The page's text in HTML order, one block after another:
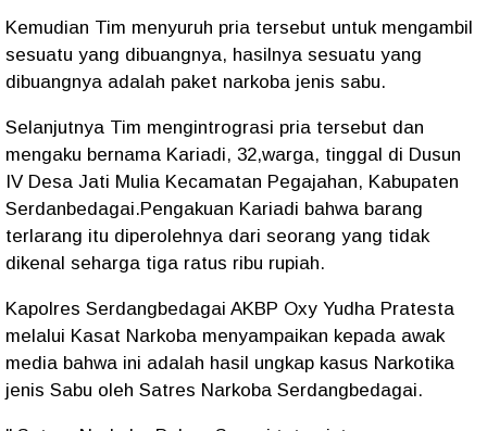
Kemudian Tim menyuruh pria tersebut untuk mengambil
sesuatu yang dibuangnya, hasilnya sesuatu yang
dibuangnya adalah paket narkoba jenis sabu.
Selanjutnya Tim mengintrograsi pria tersebut dan
mengaku bernama Kariadi, 32,warga, tinggal di Dusun
IV Desa Jati Mulia Kecamatan Pegajahan, Kabupaten
Serdanbedagai.Pengakuan Kariadi bahwa barang
terlarang itu diperolehnya dari seorang yang tidak
dikenal seharga tiga ratus ribu rupiah.
Kapolres Serdangbedagai AKBP Oxy Yudha Pratesta
melalui Kasat Narkoba menyampaikan kepada awak
media bahwa ini adalah hasil ungkap kasus Narkotika
jenis Sabu oleh Satres Narkoba Serdangbedagai.